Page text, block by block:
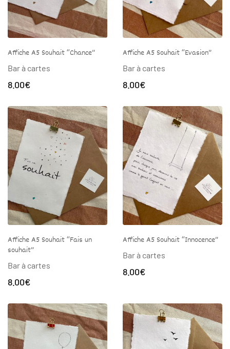
Affiche A5 Souhait “Chance”
Bar à cartes
8.00€
Affiche A5 Souhait “Evasion”
Bar à cartes
8.00€
Affiche A5 Souhait “Fais un
souhait”
Bar à cartes
8.00€
Affiche A5 Souhait “Innocence”
Bar à cartes
8.00€